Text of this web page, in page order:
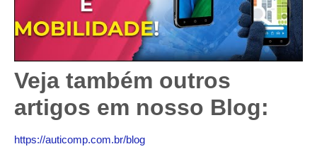
Veja também outros
artigos em nosso Blog:
https://auticomp.com.br/blog